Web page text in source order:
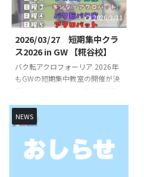
の技まで練習していきます👌 初
心者未経験の方でもスタッフが丁
は、全日本大会出場経験のある先
生が直接指導いたします👨‍🏫 短
期集中クラス概要 日時・日程 日
程１（キッズ体操） ①8月12日
2026/3/11
2026/03/27 短期集中クラ
ス2026 in GW 【糀谷校】
バク転アクロフォーリア 2026年
もGWの短期集中教室の開催が決
短期集中クラス】【アクロバット
短期集中クラス】を開講いたしま
す！バク転を出来るようになりた
いお子様やできるようになりたい
技など基礎基本から競技レベルの
NEWS